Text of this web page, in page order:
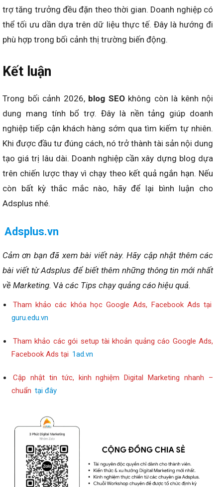
trợ tăng trưởng đều đặn theo thời gian. Doanh nghiệp có
thể tối ưu dần dựa trên dữ liệu thực tế. Đây là hướng đi
phù hợp trong bối cảnh thị trường biến động.
Kết luận
Trong bối cảnh 2026, blog SEOkhông còn là kênh nội
dung mang tính bổ trợ. Đây là nền tảng giúp doanh
nghiệp tiếp cận khách hàng sớm qua tìm kiếm tự nhiên.
Khi được đầu tư đúng cách, nó trở thành tài sản nội dung
tạo giá trị lâu dài. Doanh nghiệp cần xây dựng blog dựa
trên chiến lược thay vì chạy theo kết quả ngắn hạn. Nếu
còn bất kỳ thắc mắc nào, hãy để lại bình luận cho
Adsplus nhé.
Adsplus.vn
Cảm ơn bạn đã xem bài viết này. Hãy cập nhật thêm các
bài viết từ Adsplus để biết thêm những thông tin mới nhất
về Marketing. Và các Tips chạy quảng cáo hiệu quả.
Tham khảo các khóa học Google Ads, Facebook Ads tại
guru.edu.vn
Tham khảo các gói setup tài khoản quảng cáo Google Ads,
Facebook Ads tại 1ad.vn
Cập nhật tin tức, kinh nghiệm Digital Marketing nhanh –
chuẩn tại đây